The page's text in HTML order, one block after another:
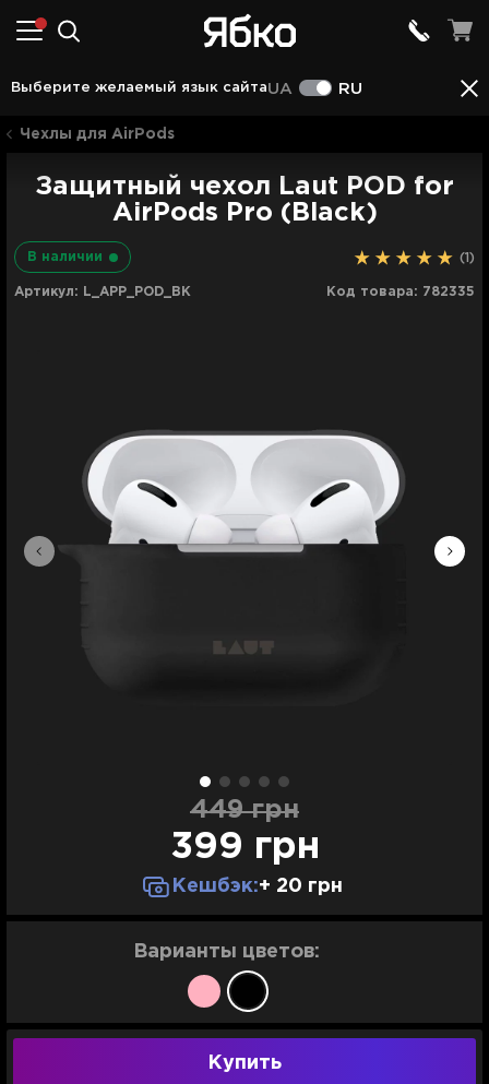
Выберите желаемый язык сайтаUA RU
Описание Характеристики Отзывы (1)
Чехлы для AirPods
Защитный чехол Laut POD for
AirPods Pro (Black)
В наличии
Код товара: 782335
Артикул: L_APP_POD_BK
(1)
449 грн
399 грн
Кешбэк:+ 20 грн
Варианты цветов:
Купить